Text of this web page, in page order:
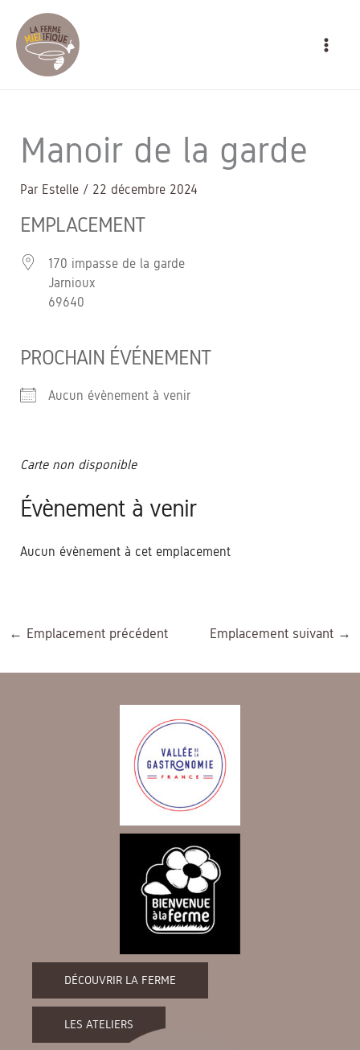
contenu
Manoir de la garde
Par Estelle / 22 décembre 2024
EMPLACEMENT
170 impasse de la garde
Jarnioux
69640
PROCHAIN ÉVÉNEMENT
Aucun évènement à venir
Carte non disponible
Évènement à venir
Aucun évènement à cet emplacement
← Emplacement précédent Emplacement suivant →
DÉCOUVRIR LA FERME
LES ATELIERS